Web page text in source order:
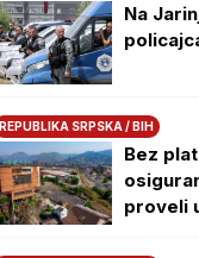
Na
REPUBLIKA SRPSKA / BIH
Bez
proveli